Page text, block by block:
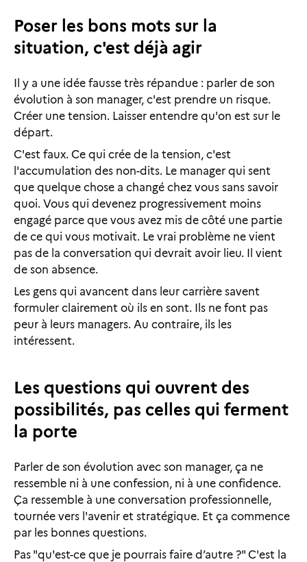
Poser les bons mots sur la
situation, c'est déjà agir
Il y a une idée fausse très répandue : parler de son
évolution à son manager, c'est prendre un risque.
Créer une tension. Laisser entendre qu'on est sur le
départ.
C'est faux. Ce qui crée de la tension, c'est
l'accumulation des non-dits. Le manager qui sent
que quelque chose a changé chez vous sans savoir
quoi. Vous qui devenez progressivement moins
engagé parce que vous avez mis de côté une partie
de ce qui vous motivait. Le vrai problème ne vient
pas de la conversation qui devrait avoir lieu. Il vient
de son absence.
Les gens qui avancent dans leur carrière savent
formuler clairement où ils en sont. Ils ne font pas
peur à leurs managers. Au contraire, ils les
intéressent.
Les questions qui ouvrent des
possibilités, pas celles qui ferment
la porte
Parler de son évolution avec son manager, ça ne
ressemble ni à une confession, ni à une confidence.
Ça ressemble à une conversation professionnelle,
tournée vers l'avenir et stratégique. Et ça commence
par les bonnes questions.
Pas "qu'est-ce que je pourrais faire d’autre ?" C'est la